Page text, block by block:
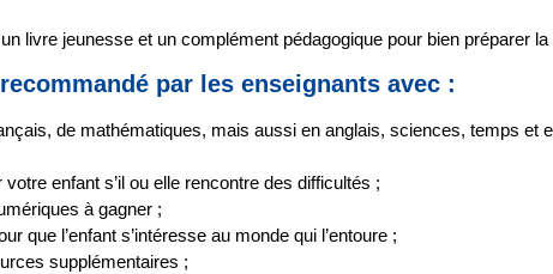
livre jeunesse et un complément pédagogique pour bien préparer la
par les enseignants avec :
de mathématiques, mais aussi en anglais, sciences, temps et
votre enfant s’il ou elle rencontre des difficultés ;
à gagner ;
que l’enfant s’intéresse au monde qui l’entoure ;
supplémentaires ;